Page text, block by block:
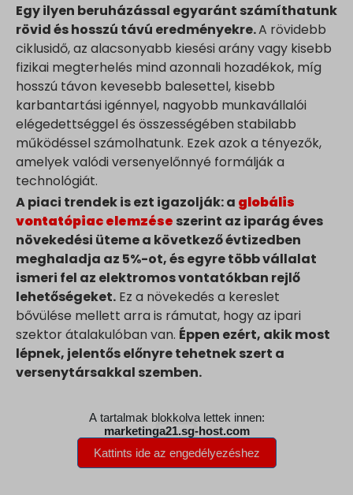
Egy ilyen beruházással egyaránt számíthatunk
rövid és hosszú távú eredményekre.A rövidebb
ciklusidő, az alacsonyabb kiesési arány vagy kisebb
fizikai megterhelés mind azonnali hozadékok, míg
hosszú távon kevesebb balesettel, kisebb
karbantartási igénnyel, nagyobb munkavállalói
elégedettséggel és összességében stabilabb
működéssel számolhatunk. Ezek azok a tényezők,
amelyek valódi versenyelőnnyé formálják a
technológiát.
A piaci trendek is ezt igazolják: a globális
vontatópiac elemzése szerint az iparág éves
növekedési üteme a következő évtizedben
meghaladja az 5%-ot, és egyre több vállalat
ismeri fel az elektromos vontatókban rejlő
lehetőségeket. Ez a növekedés a kereslet
bővülése mellett arra is rámutat, hogy az ipari
szektor átalakulóban van. Éppen ezért, akik most
lépnek, jelentős előnyre tehetnek szert a
versenytársakkal szemben.